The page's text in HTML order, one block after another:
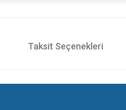
Taksit Seçenekleri